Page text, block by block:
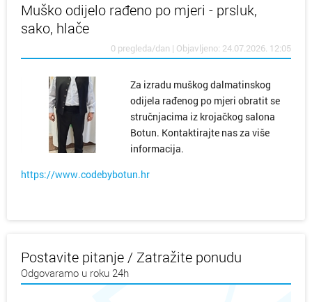
Muško odijelo rađeno po mjeri - prsluk,
sako, hlače
0 pregleda/dan | Objavljeno: 24.07.2026. 12:05
Za izradu muškog dalmatinskog
odijela rađenog po mjeri obratit se
stručnjacima iz krojačkog salona
Botun. Kontaktirajte nas za više
informacija.
https://www.codebybotun.hr
Postavite pitanje / Zatražite ponudu
Odgovaramo u roku 24h